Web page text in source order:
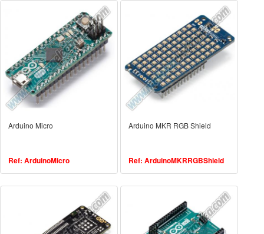
Arduino Micro
Ref: ArduinoMicro
Arduino MKR RGB Shield
Ref: ArduinoMKRRGBShield